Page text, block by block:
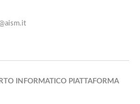
INFORMATICO PIATTAFORMA